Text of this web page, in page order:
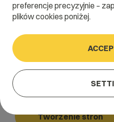
Home
Dropdown menu
Tworzenie stron
preferencje precyzyjnie –
plików cookies poniżej.